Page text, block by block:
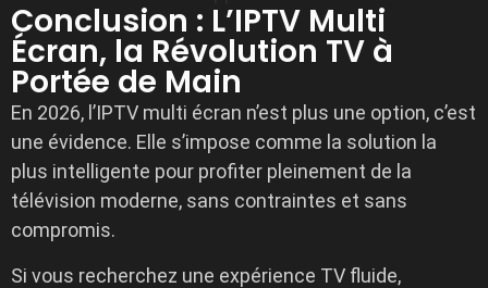
Conclusion : L’IPTV Multi
Écran, la Révolution TV à
Portée de Main
En 2026, l’IPTV multi écran n’est plus une option, c’est
une évidence. Elle s’impose comme la solution la
plus intelligente pour profiter pleinement de la
télévision moderne, sans contraintes et sans
compromis.
Si vous recherchez une expérience TV fluide,